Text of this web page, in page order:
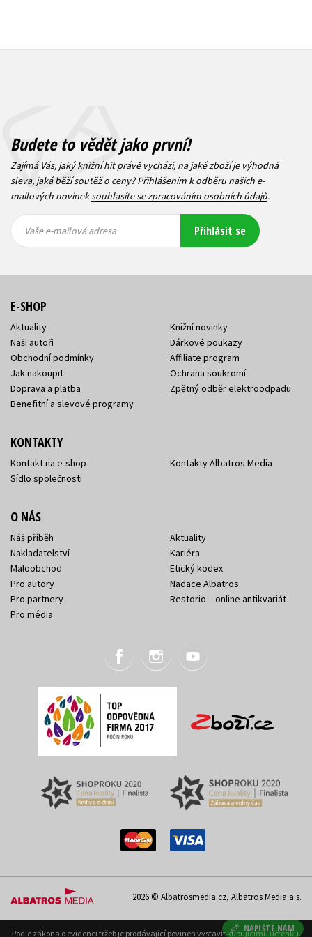
NAPIŠTE NÁM
Budete to vědět jako první!
Zajímá Vás, jaký knižní hit právě vychází, na jaké zboží je výhodná
sleva, jaká běží soutěž o ceny? Přihlášením k odběru našich e-
mailových novineksouhlasíte se zpracováním osobních údajů.
mailová
mailová
Vaše e-mailová adresa Přihlásit se
E-SHOP
Aktuality
Naši autoři
Obchodní podmínky
Jak nakoupit
Doprava a platba
Benefitní a slevové programy
Knižní novinky
Dárkové poukazy
Affiliate program
Ochrana soukromí
Zpětný odběr elektroodpadu
KONTAKTY
Kontakt na e-shop
Sídlo společnosti
Kontakty Albatros Media
O NÁS
Náš příběh
Nakladatelství
Maloobchod
Pro autory
Pro partnery
Pro média
Aktuality
Kariéra
Etický kodex
Nadace Albatros
Restorio – online antikvariát
2026 © Albatrosmedia.cz, Albatros Media a.s.
Podle zákona o evidenci tržeb je prodávající povinen vystavit kupujícímu účtenku.